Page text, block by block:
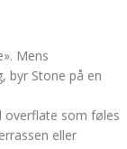
Mens
byr Stone på en
overflate som føles
eller